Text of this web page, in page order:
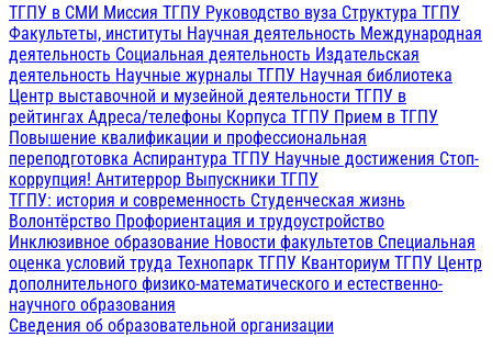
ТГПУ в СМИ Миссия ТГПУ Руководство вуза Структура ТГПУ
Факультеты, институты Научная деятельность Международная
деятельность Социальная деятельность Издательская
деятельность Научные журналы ТГПУ Научная библиотека
Центр выставочной и музейной деятельности ТГПУ в
рейтингах Адреса/телефоны Корпуса ТГПУ Прием в ТГПУ
Повышение квалификации и профессиональная
переподготовка Аспирантура ТГПУ Научные достижения Стоп-
коррупция! Антитеррор Выпускники ТГПУ
ТГПУ: история и современность Студенческая жизнь
Волонтёрство Профориентация и трудоустройство
Инклюзивное образование Новости факультетов Специальная
оценка условий труда Технопарк ТГПУ Кванториум ТГПУ Центр
дополнительного физико-математического и естественно-
научного образования
Сведения об образовательной организации